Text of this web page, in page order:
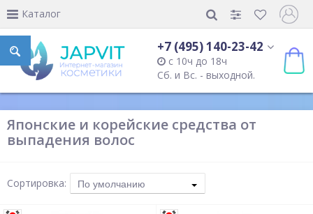
Каталог
+7 (495) 140-23-42
с 10ч до 18ч
Сб. и Вс. - выходной.
Японские и корейские средства от
выпадения волос
Сортировка: По умолчанию